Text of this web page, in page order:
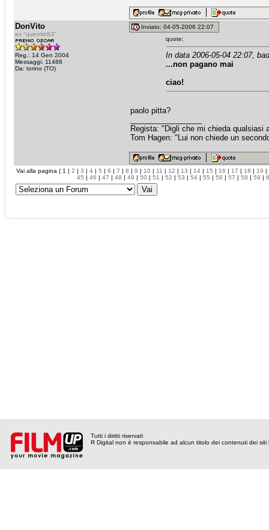
DonVito
ex "quentin83"
Reg.: 14 Gen 2004
Messaggi: 11488
Da: torino (TO)
Inviato: 04-05-2006 22:07
quote:
In data 2006-05-04 22:07,
...non pagano mai
ciao!
paolo pitta?
Regista: "Digli che mi chieda qualsiasi
Tom Hagen: "Lui non chiede un
Vai alla pagina ( 1 | 2 | 3 | 4 | 5 | 6 | 7 | 8 | 9 | 10 | 11 | 12 | 13 | 14 | 15 | 16 | 17 | 18 | 19 |
45 | 46 | 47 | 48 | 49 | 50 | 51 | 52 | 53 | 54 | 55 | 56 | 57 | 58 | 59 |
Tutti i diritti riservati
R Digital non è responsabile ad alcun titolo dei contenuti dei siti